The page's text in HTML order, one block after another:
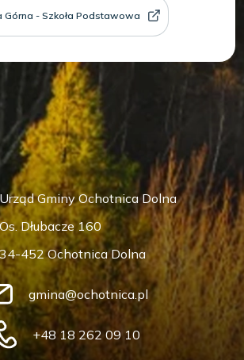
Górna - Szkoła Podstawowa
Urząd Gminy Ochotnica Dolna
Dłubacze 160
452 Ochotnica Dolna
gmina@ochotnica.pl
+48 18 262 09 10